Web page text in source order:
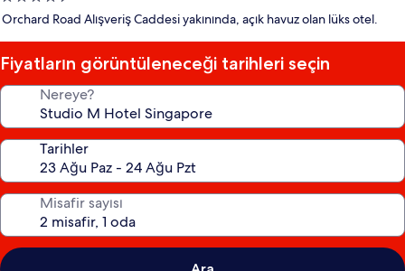
yıldızlı
yeri
Orchard Road Alışveriş Caddesi yakınında, açık havuz olan lüks otel.
Fiyatların görüntüleneceği tarihleri seçin
Nereye?
Tarihler
Misafir sayısı